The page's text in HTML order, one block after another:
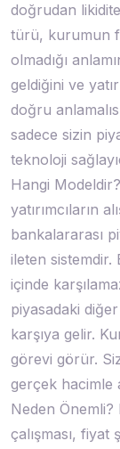
doğrudan
türü, kurumun
olmadığı
geldiğini ve
doğru
sadece sizin
teknoloji
Hangi
yatırımcıların
bankalararası
ileten sistemdir.
içinde
piyasadaki
karşıya gelir.
görevi görür.
gerçek hacimle
Neden
çalışması, fiyat